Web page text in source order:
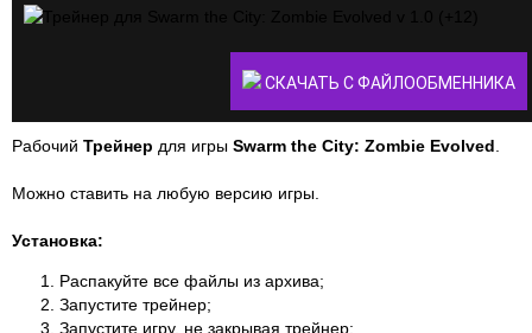
СКАЧАТЬ С ФАЙЛООБМЕННИКА
Рабочий Трейнер для игры Swarm the City: Zombie Evolved
Можно ставить на любую версию игры.
Установка:
Распакуйте все файлы из архива;
Запустите трейнер;
Запустите игру, не закрывая трейнер;